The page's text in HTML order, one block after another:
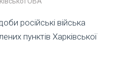
російські війська
пунктів Харківської